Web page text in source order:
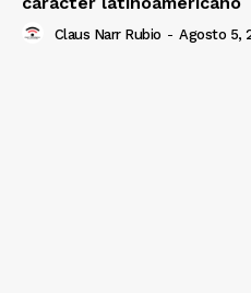
Claus Narr Rubio - Agosto 5,